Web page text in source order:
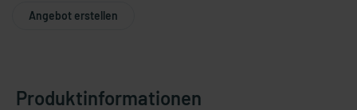
Angebot erstellen
Produktinformationen